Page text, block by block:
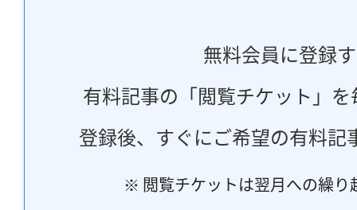
無料会員に登録
有料記事の「閲覧チケット」
登録後、すぐにご希望の有料記
※ 閲覧チケットは翌月への繰り